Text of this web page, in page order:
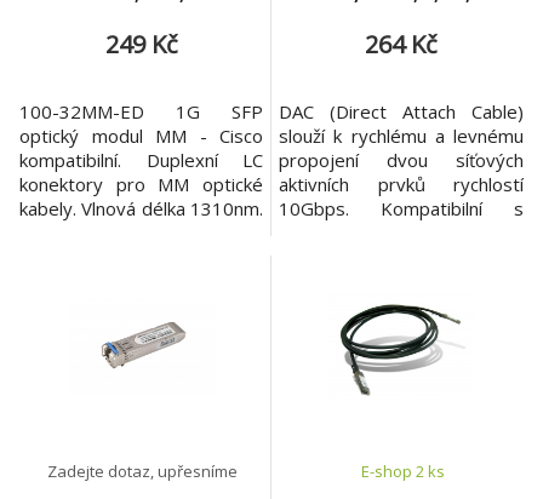
249 Kč
100-32MM-ED 1G SFP
optický modul MM - Cisco
kompatibilní. Duplexní LC
konektory pro MM optické
kabely. Vlnová délka 1310nm.
SFP Typ konektoru: Optický
MM, LC Rychlost modulu:
264 Kč
DAC (Direct Attach Cable)
slouží k rychlému a levnému
propojení dvou síťových
aktivních prvků rychlostí
10Gbps. Kompatibilní s
levné řešení pro snadné
propojení dvou síťových
aktivních prvků switch/router
rychlostí 10Gbps bez
nutnosti pořízení SFP+
Zadejte dotaz, upřesníme E-shop 2 ks